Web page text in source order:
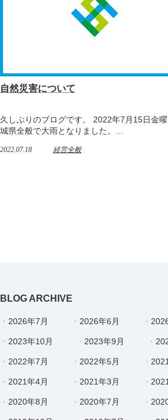
自然災害について
久しぶりのブログです。 2022年7月15日金
城県全般で大雨となりました。…
2022.07.18 経営全般
BLOG ARCHIVE
2026年7月 2026年6月
2023年10月 2023年9月
2022年7月 2022年5月
2021年4月 2021年3月
2020年8月 2020年7月